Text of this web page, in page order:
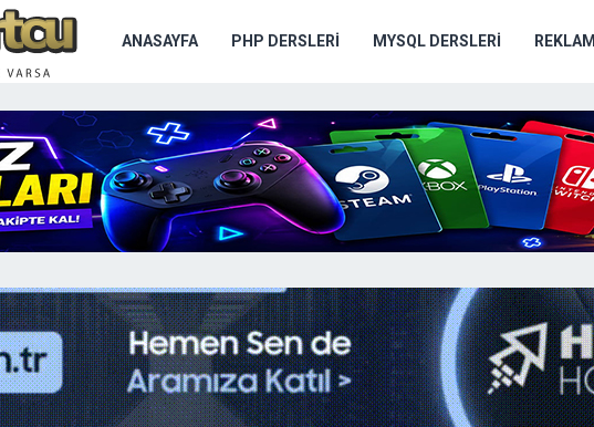
ANASAYFA PHP DERSLERI MYSQL DERSLERI REKLAM